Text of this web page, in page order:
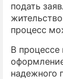
подать
процесс
В процессе
надежного